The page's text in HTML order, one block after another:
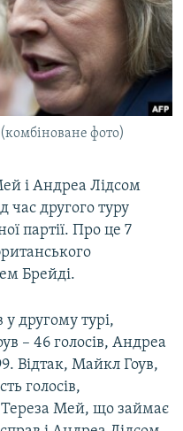
фото)
і Андреа Лідсом
час другого туру
партії. Про це 7
Брейді.
у другому турі,
– 46 голосів, Андреа
Відтак, Майкл Гоув,
голосів,
Мей, що займає